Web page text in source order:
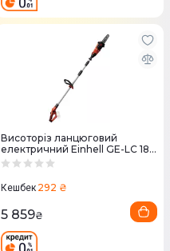
Висоторiз ланцюговий
електричний Einhell GE-LC 18
LI T-Solo 18V 20см без АКБ та
Кешбек 292 ₴
5 859₴